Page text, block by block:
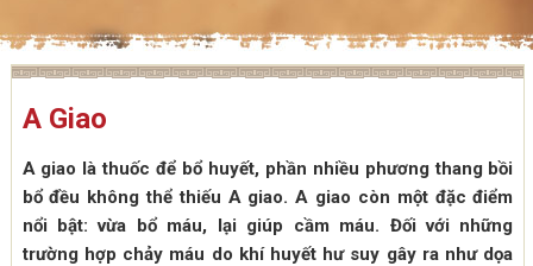
A Giao
A giao là thuốc để bổ huyết, phần nhiều phương thang bồi
bổ đều không thể thiếu A giao. A giao còn một đặc điểm
nổi bật: vừa bổ máu, lại giúp cầm máu. Đối với những
trường hợp chảy máu do khí huyết hư suy gây ra như dọa